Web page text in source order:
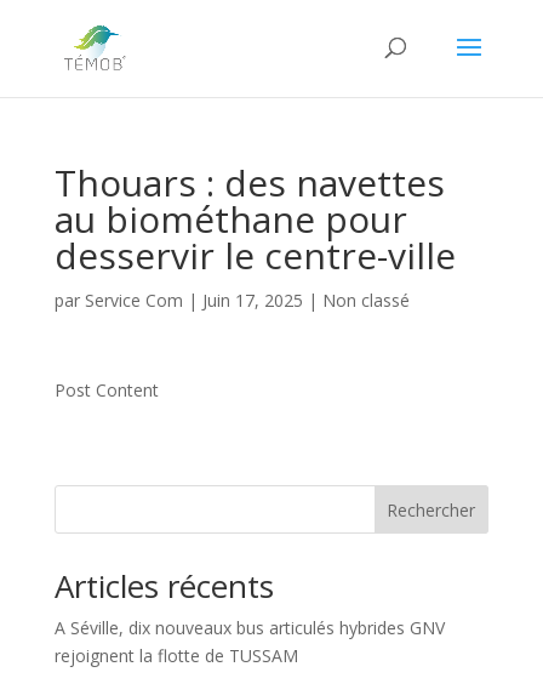
Thouars : des navettes
au biométhane pour
desservir le centre-ville
par Service Com | Juin 17, 2025 | Non classé
Post Content
Rechercher
Articles récents
A Séville, dix nouveaux bus articulés hybrides GNV
rejoignent la flotte de TUSSAM